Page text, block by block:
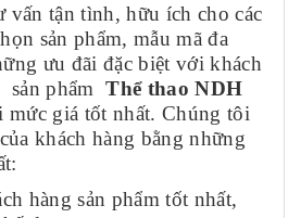
vấn tận tình, hữu ích cho các
sản phẩm, mẫu mã đa
ưu đãi đặc biệt với khách
sản phẩmThể thao NDH
mức giá tốt nhất. Chúng tôi
khách hàng bằng những
hàng sản phẩm tốt nhất,